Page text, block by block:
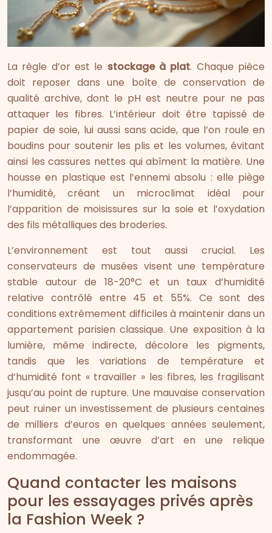
La règle d’or est le stockage à plat. Chaque pièce
doit reposer dans une boîte de conservation de
qualité archive, dont le pH est neutre pour ne pas
attaquer les fibres. L’intérieur doit être tapissé de
papier de soie, lui aussi sans acide, que l’on roule en
boudins pour soutenir les plis et les volumes, évitant
ainsi les cassures nettes qui abîment la matière. Une
housse en plastique est l’ennemi absolu : elle piège
l’humidité, créant un microclimat idéal pour
l’apparition de moisissures sur la soie et l’oxydation
des fils métalliques des broderies.
L’environnement est tout aussi crucial. Les
conservateurs de musées visent une température
stable autour de 18-20°C et un taux d’humidité
relative contrôlé entre 45 et 55%. Ce sont des
conditions extrêmement difficiles à maintenir dans un
appartement parisien classique. Une exposition à la
lumière, même indirecte, décolore les pigments,
tandis que les variations de température et
d’humidité font « travailler » les fibres, les fragilisant
jusqu’au point de rupture. Une mauvaise conservation
peut ruiner un investissement de plusieurs centaines
de milliers d’euros en quelques années seulement,
transformant une œuvre d’art en une relique
endommagée.
Quand contacter les maisons
pour les essayages privés après
la Fashion Week ?